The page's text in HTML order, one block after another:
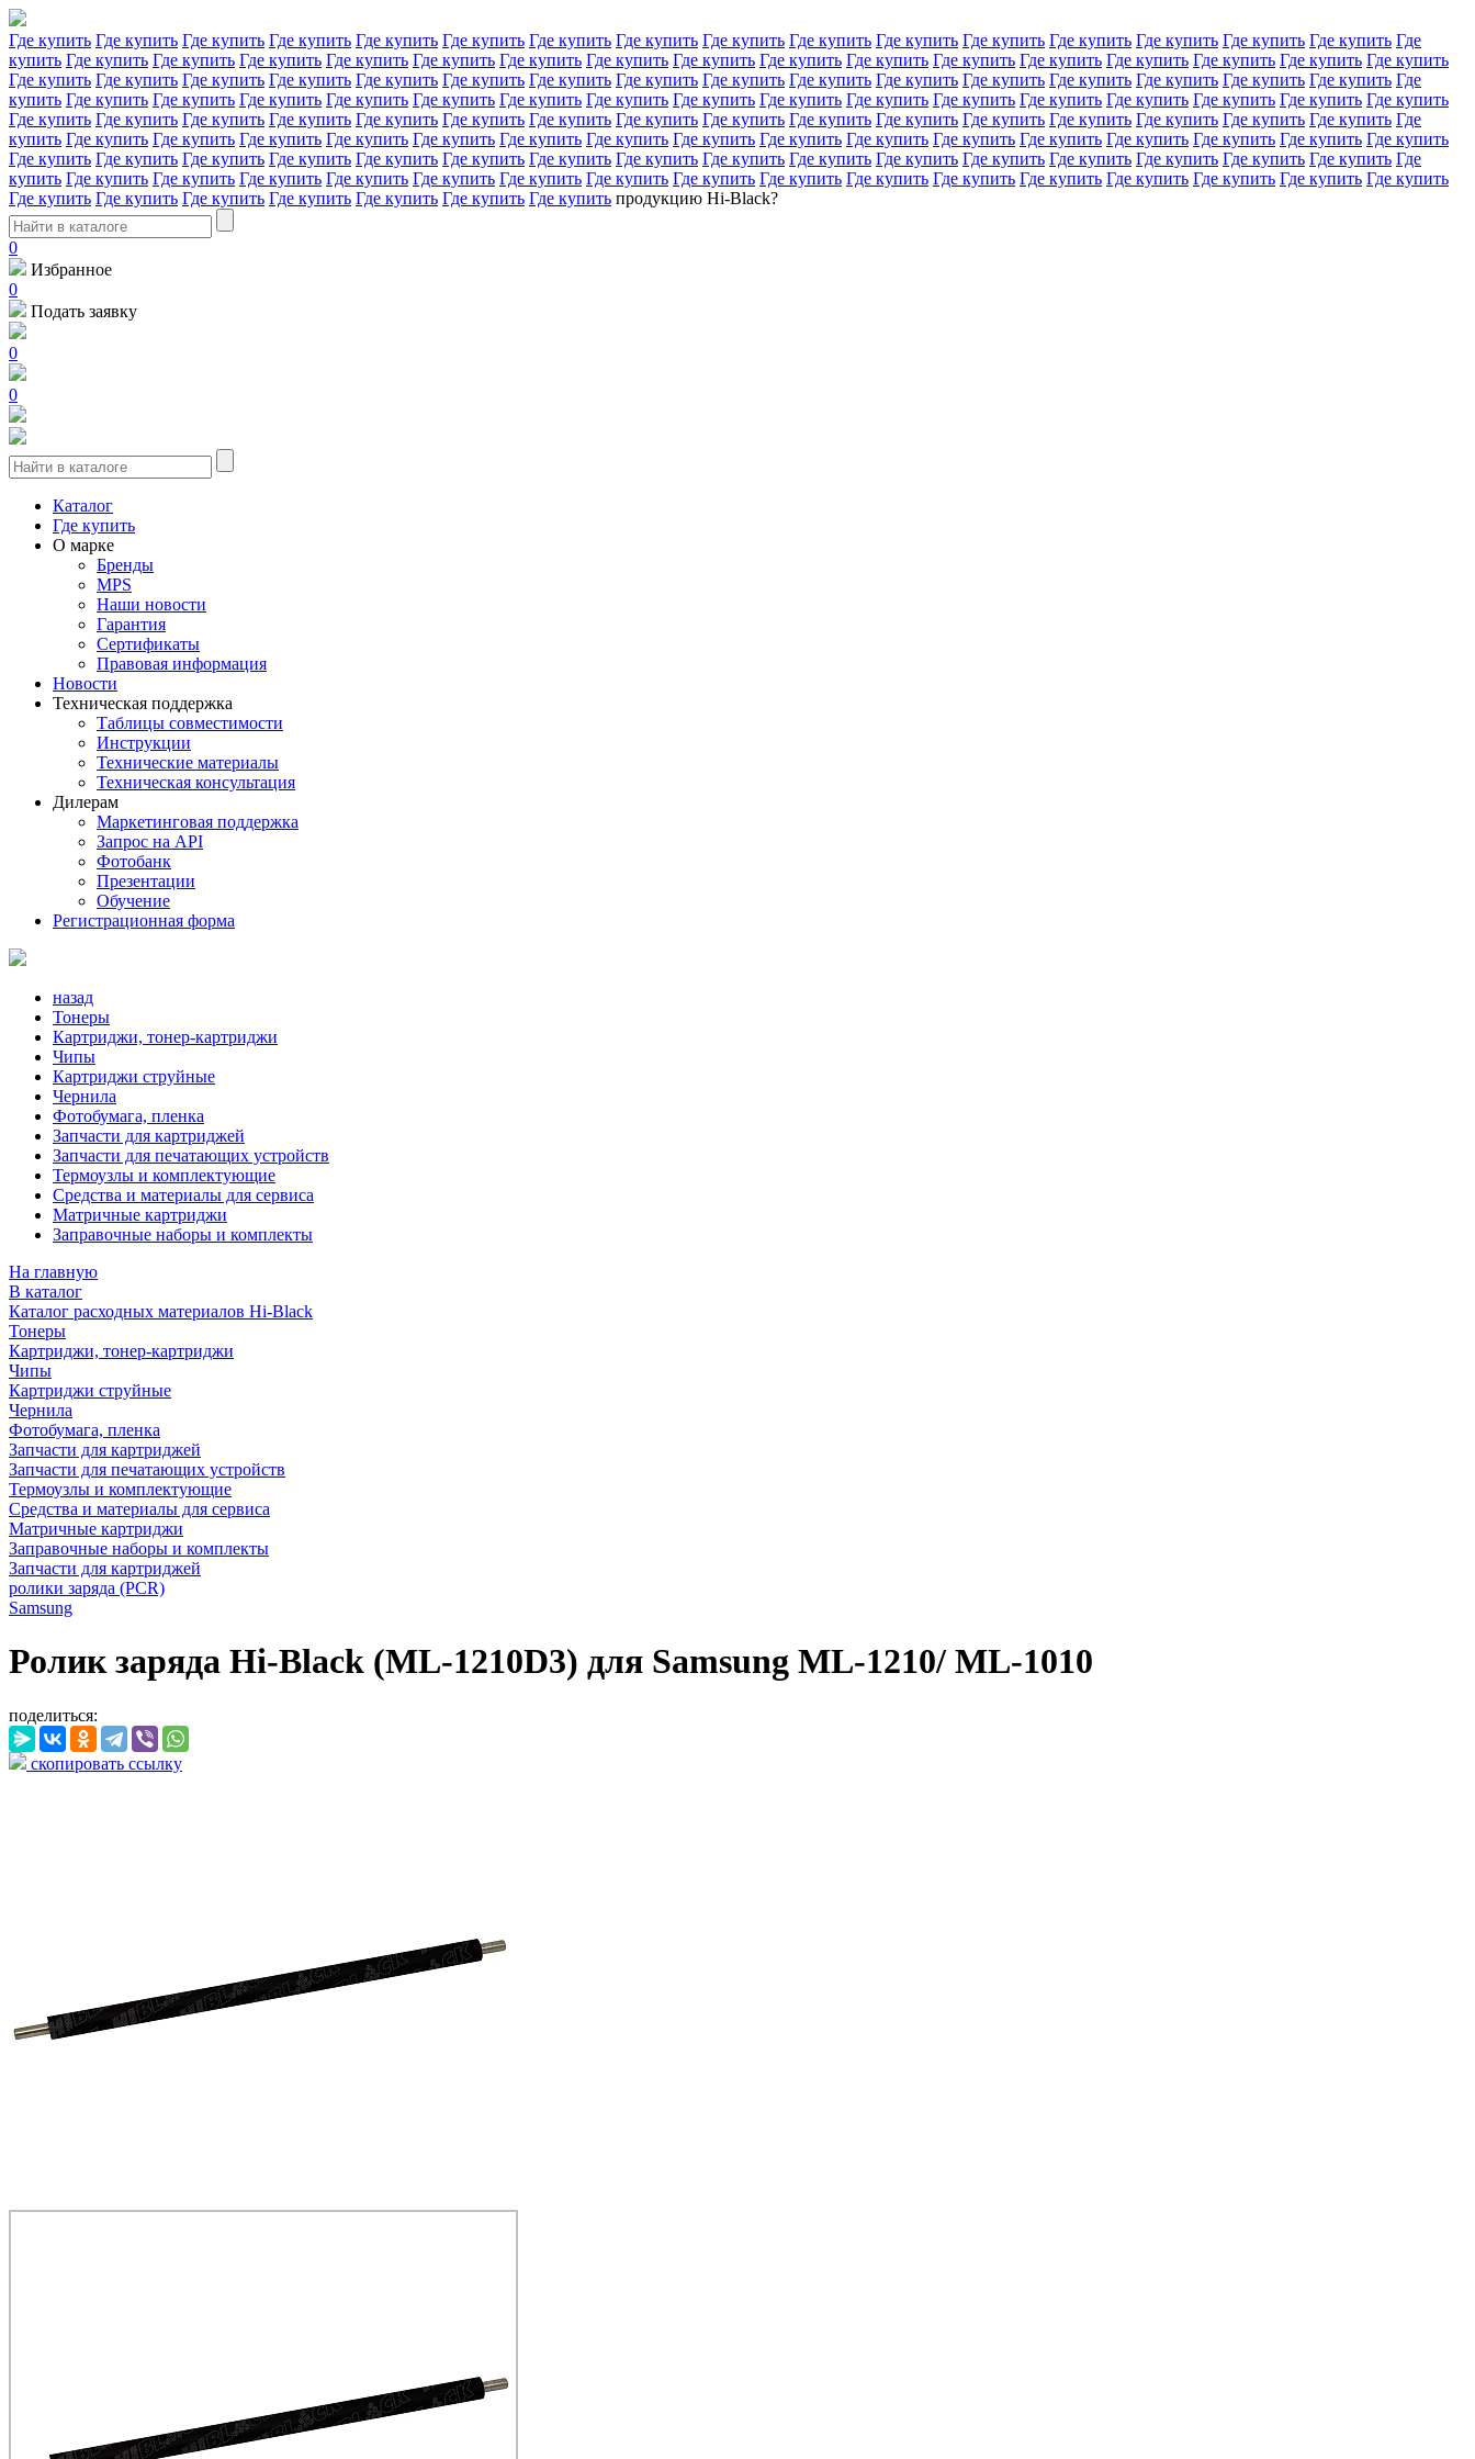
Где купить Где купить Где купить Где купить Где купить Где купить Где купить Где купить Где купить Где купить Где купить Где купить Где купить Где купить Где купить Где купить Где
купить Где купить Где купить Где купить Где купить Где купить Где купить Где купить Где купить Где купить Где купить Где купить Где купить Где купить Где купить Где купить Где купить
Где купить Где купить Где купить Где купить Где купить Где купить Где купить Где купить Где купить Где купить Где купить Где купить Где купить Где купить Где купить Где купить Где
купить Где купить Где купить Где купить Где купить Где купить Где купить Где купить Где купить Где купить Где купить Где купить Где купить Где купить Где купить Где купить Где купить
Где купить Где купить Где купить Где купить Где купить Где купить Где купить Где купить Где купить Где купить Где купить Где купить Где купить Где купить Где купить Где купить Где
купить Где купить Где купить Где купить Где купить Где купить Где купить Где купить Где купить Где купить Где купить Где купить Где купить Где купить Где купить Где купить Где купить
Где купить Где купить Где купить Где купить Где купить Где купить Где купить Где купить Где купить Где купить Где купить Где купить Где купить Где купить Где купить Где купить Где
купить Где купить Где купить Где купить Где купить Где купить Где купить Где купить Где купить Где купить Где купить Где купить Где купить Где купить Где купить Где купить Где купить
Где купить Где купить Где купить Где купить Где купить Где купить Где купить продукцию Hi-Black?
0
Избранное
0
Подать заявку
0
0
Каталог
Где купить
О марке
Бренды
MPS
Наши новости
Гарантия
Сертификаты
Правовая информация
Новости
Техническая поддержка
Таблицы совместимости
Инструкции
Технические материалы
Техническая консультация
Дилерам
Маркетинговая поддержка
Запрос на API
Фотобанк
Презентации
Обучение
Регистрационная форма
назад
Тонеры
Картриджи, тонер-картриджи
Чипы
Картриджи струйные
Чернила
Фотобумага, пленка
Запчасти для картриджей
Запчасти для печатающих устройств
Термоузлы и комплектующие
Средства и материалы для сервиса
Матричные картриджи
Заправочные наборы и комплекты
На главную
В каталог
Каталог расходных материалов Hi-Black
Тонеры
Картриджи, тонер-картриджи
Чипы
Картриджи струйные
Чернила
Фотобумага, пленка
Запчасти для картриджей
Запчасти для печатающих устройств
Термоузлы и комплектующие
Средства и материалы для сервиса
Матричные картриджи
Заправочные наборы и комплекты
Запчасти для картриджей
ролики заряда (PCR)
Samsung
Ролик заряда Hi-Black (ML-1210D3) для Samsung ML-1210/ ML-1010
поделиться:
скопировать ссылку